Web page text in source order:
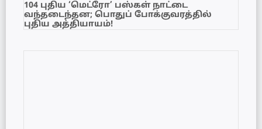
104 புதிய ‘மெட்ரோ’ பஸ்கள் நாட்டை
வந்தடைந்தன; பொதுப் போக்குவரத்தில்
புதிய அத்தியாயம்!